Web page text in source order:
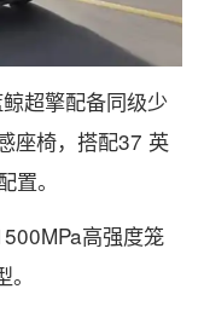
超擎配备同级少
座椅，搭配37 英
。
高强度笼